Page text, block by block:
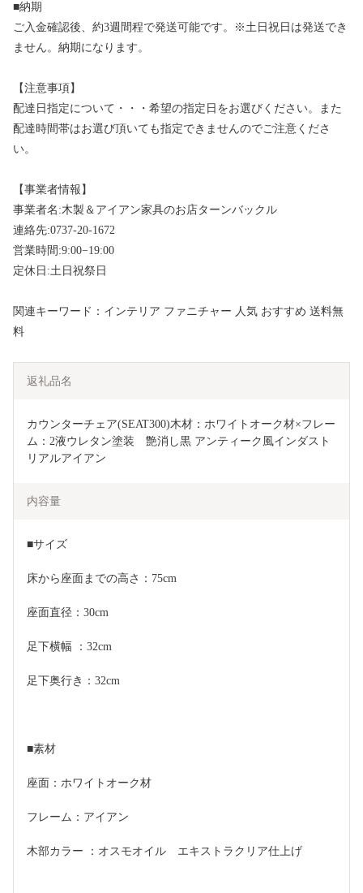
■納期
ご入金確認後、約3週間程で発送可能です。※土日祝日は発送でき
ません。納期になります。
【注意事項】
配達日指定について・・・希望の指定日をお選びください。また
配達時間帯はお選び頂いても指定できませんのでご注意くださ
い。
【事業者情報】
事業者名:木製＆アイアン家具のお店ターンバックル
連絡先:0737-20-1672
営業時間:9:00−19:00
定休日:土日祝祭日
関連キーワード：インテリア ファニチャー 人気 おすすめ 送料無
料
返礼品名
カウンターチェア(SEAT300)木材：ホワイトオーク材×フレー
ム：2液ウレタン塗装　艶消し黒 アンティーク風インダスト
リアルアイアン
内容量
■サイズ
床から座面までの高さ：75cm
座面直径：30cm
足下横幅 ：32cm
足下奥行き：32cm
■素材
座面：ホワイトオーク材
フレーム：アイアン
木部カラー ：オスモオイル　エキストラクリア仕上げ